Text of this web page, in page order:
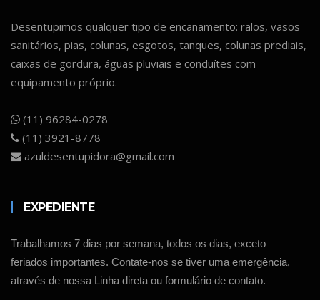
Desentupimos qualquer tipo de encanamento: ralos, vasos
sanitários, pias, colunas, esgotos, tanques, colunas prediais,
caixas de gordura, águas pluviais e conduítes com
equipamento próprio.
(11) 96284-0278
(11) 3921-8778
azuldesentupidora@gmail.com
EXPEDIENTE
Trabalhamos 7 dias por semana, todos os dias, exceto
feriados importantes. Contate-nos se tiver uma emergência,
através de nossa Linha direta ou formulário de contato.